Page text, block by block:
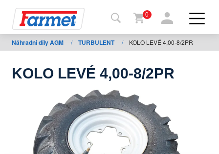
Zpět
na
stroje
0
Náhradní díly AGM / TURBULENT / KOLO LEVÉ 4,00-8/2PR
KOLO LEVÉ 4,00-8/2PR